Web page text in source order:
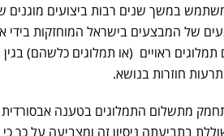
במשך שנים רבות ביצועים
של המבצעים בישראל המוחזקות
ראויים (או תמלוגים כלשהם)
חוזרות בנושא.
מתשלום התמלוגים בטענה אבסורדית
בתביעתה ניסיון זה ומצביעה על כך כי